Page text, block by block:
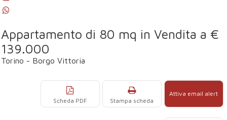
Appartamento di 80 mq in Vendita a €
139.000
Torino - Borgo Vittoria
Attiva email alert
Stampa scheda
Scheda PDF